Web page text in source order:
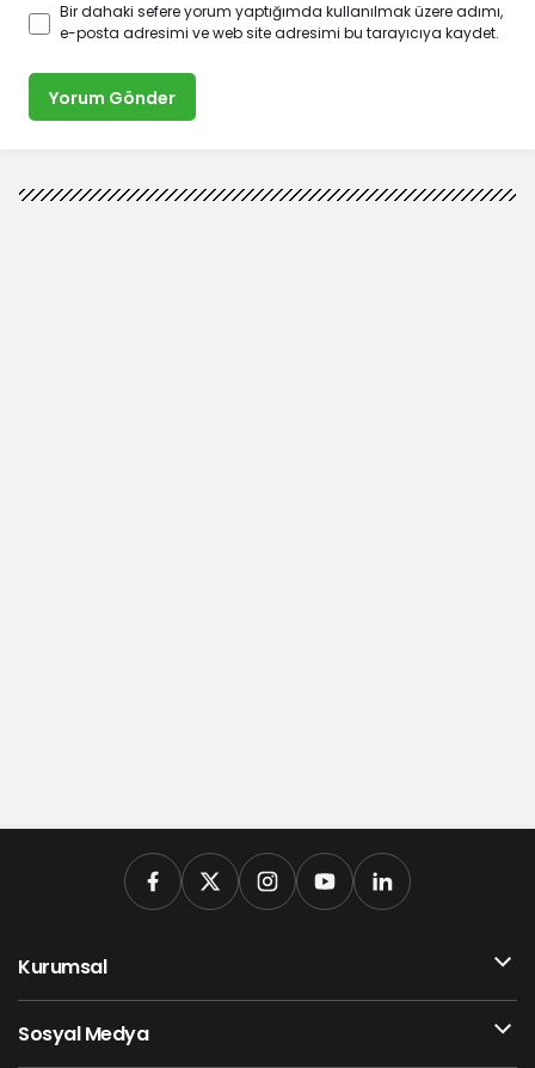
Bir dahaki sefere yorum yaptığımda kullanılmak üzere adımı,
e-posta adresimi ve web site adresimi bu tarayıcıya kaydet.
Yorum Gönder
Kurumsal
Sosyal Medya